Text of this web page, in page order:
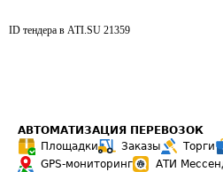
ID тендера в ATI.SU 21359
АВТОМАТИЗАЦИЯ ПЕРЕВОЗОК
Площадки
Заказы Торги
GPS-мониторинг
АТИ